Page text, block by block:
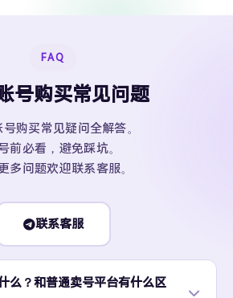
FAQ
号购买常见问题
购买常见疑问全解答。
前必看，避免踩坑。
多问题欢迎联系客服。
联系客服
么？和普通卖号平台有什么区